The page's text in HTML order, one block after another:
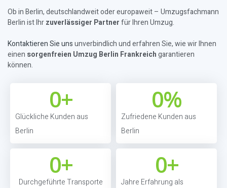
Ob in Berlin, deutschlandweit oder europaweit – Umzugsfachmann
Berlin ist Ihrzuverlässiger Partnerfür Ihren Umzug.
Kontaktieren Sie unsunverbindlich und erfahren Sie, wie wir Ihnen
einen sorgenfreien Umzug Berlin Frankreichgarantieren
können.
Glückliche Kunden aus
Berlin
0+
Zufriedene Kunden aus
Berlin
0%
Durchgeführte Transporte
0+
Jahre Erfahrung als
0+